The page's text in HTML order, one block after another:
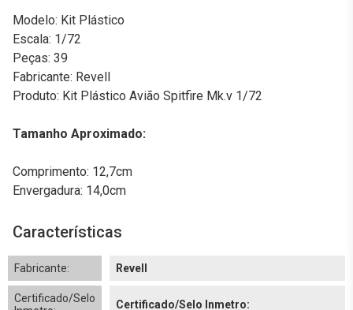
Modelo: Kit Plástico
Escala: 1/72
Peças: 39
Fabricante: Revell
Produto: Kit Plástico Avião Spitfire Mk.v 1/72
Tamanho Aproximado:
Comprimento: 12,7cm
Envergadura: 14,0cm
Características
Fabricante: Revell
Certificado/Selo
Certificado/Selo Inmetro: